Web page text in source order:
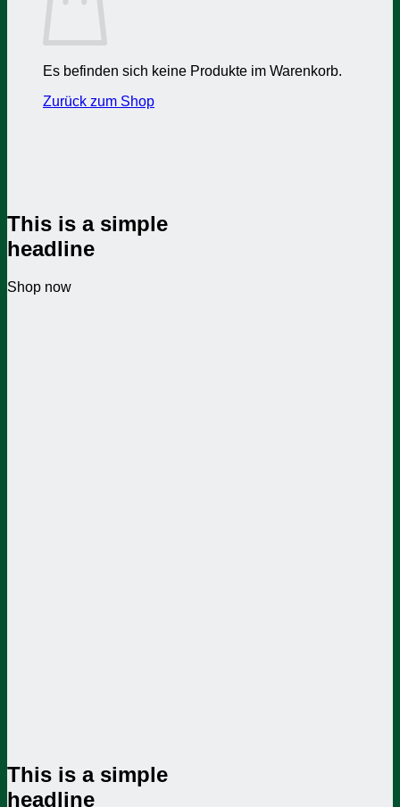
Es befinden sich keine Produkte im Warenkorb.
Zurück zum Shop
This is a simple
headline
Shop now
This is a simple
headline